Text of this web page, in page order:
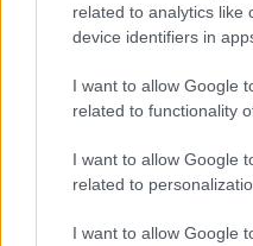
related to analytics like
device identifiers in
I want to allow Google
related to functionality
I want to allow Google
related to
I want to allow Google
Noemi in ospedale: il
ritorno sul palco
Susanna Riva · 6 Ago 2026